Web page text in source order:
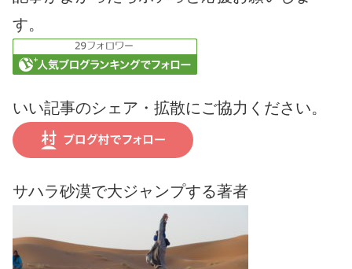
す。
いい記事のシェア・拡散にご協力ください。
サハラ砂漠で大ジャンプする著者